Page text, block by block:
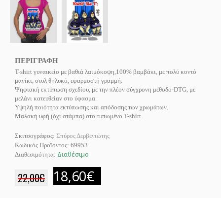
ΠΕΡΙΓΡΑΦΗ
T-shirt γυναικείο με βαθιά λαιμόκοψη,100% βαμβάκι, με πολύ κοντό
μανίκι, στυλ θηλυκό, εφαρμοστή γραμμή.
Ψηφιακή εκτύπωση σχεδίου, με την πλέον σύγχρονη μέθοδο-DTG, με
μελάνι κατευθείαν στο ύφασμα.
Υψηλή ποιότητα εκτύπωσης και απόδοσης των χρωμάτων.
Μαλακή υφή (όχι στάμπα) στο τυπωμένο T-shirt.
Σκιτσογράφος: Σπύρος Δερβενιώτης
Κωδικός Προϊόντος: 69953
Διαθεσιμότητα: Διαθέσιμο
22,00€ 18,60€